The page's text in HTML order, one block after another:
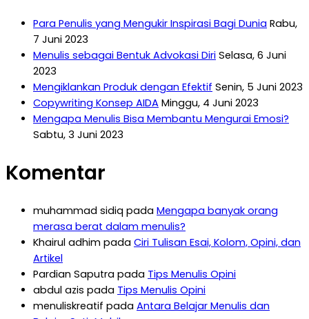
Para Penulis yang Mengukir Inspirasi Bagi Dunia Rabu,
7 Juni 2023
Menulis sebagai Bentuk Advokasi Diri Selasa, 6 Juni
2023
Mengiklankan Produk dengan Efektif Senin, 5 Juni 2023
Copywriting Konsep AIDA Minggu, 4 Juni 2023
Mengapa Menulis Bisa Membantu Mengurai Emosi?
Sabtu, 3 Juni 2023
Komentar
muhammad sidiq pada Mengapa banyak orang
merasa berat dalam menulis?
Khairul adhim pada Ciri Tulisan Esai, Kolom, Opini, dan
Artikel
Pardian Saputra pada Tips Menulis Opini
abdul azis pada Tips Menulis Opini
menuliskreatif pada Antara Belajar Menulis dan